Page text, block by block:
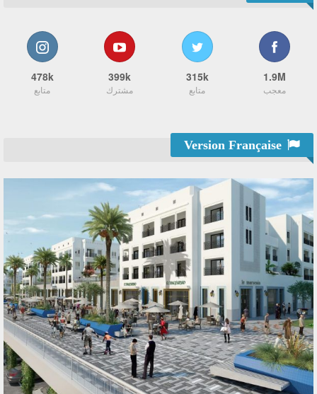
1.9M
معجب
315k
متابع
399k
مشترك
478k
متابع